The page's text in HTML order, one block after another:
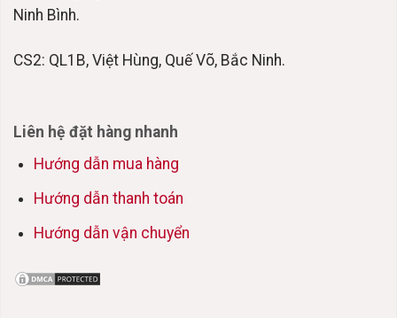
Ninh Bình.
CS2: QL1B, Việt Hùng, Quế Võ, Bắc Ninh.
Liên hệ đặt hàng nhanh
Hướng dẫn mua hàng
Hướng dẫn thanh toán
Hướng dẫn vận chuyển